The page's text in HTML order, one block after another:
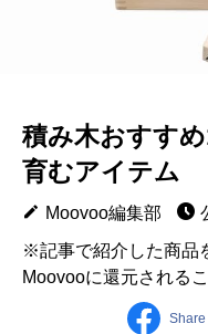
積み木おすす
育むアイテム
Moovoo編集部
※記事で紹介した商品
Moovooに還元される
Share